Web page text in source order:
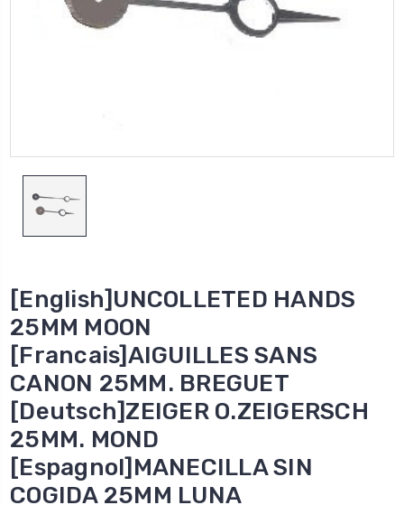
[English]UNCOLLETED HANDS
25MM MOON
[Francais]AIGUILLES SANS
CANON 25MM. BREGUET
[Deutsch]ZEIGER O.ZEIGERSCH
25MM. MOND
[Espagnol]MANECILLA SIN
COGIDA 25MM LUNA